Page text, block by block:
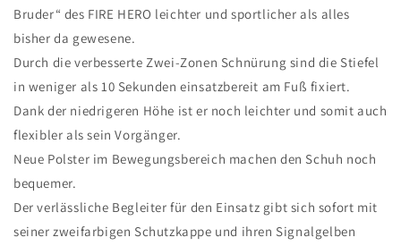
Bruder“ des FIRE HERO leichter und sportlicher als alles
bisher da gewesene.
Durch die verbesserte Zwei-Zonen Schnürung sind die Stiefel
in weniger als 10 Sekunden einsatzbereit am Fuß fixiert.
Dank der niedrigeren Höhe ist er noch leichter und somit auch
flexibler als sein Vorgänger.
Neue Polster im Bewegungsbereich machen den Schuh noch
bequemer.
Der verlässliche Begleiter für den Einsatz gibt sich sofort mit
seiner zweifarbigen Schutzkappe und ihren Signalgelben